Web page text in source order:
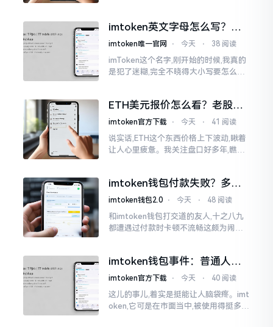
就得去寻觅电脑端的入口。
imtoken英文字母怎么写？正
确拼写看这里
imtoken唯一官网 ⋅ 今天 ⋅ 38 阅读
imToken这个名字,刚开始的时候,我真的
是犯了迷糊,完全不晓得大小写要怎么去
ETH美元报价怎么看？老股民
手把手教你盯盘
imtoken官方下载 ⋅ 今天 ⋅ 41 阅读
说实话,ETH这个东西价格上下波动,瞅着
让人心里疲惫。我关注盘口好多年,瞧见
判断。
imtoken钱包付款失败？多半
是这几个原因闹的
imtoken钱包2.0 ⋅ 今天 ⋅ 48 阅读
和imtoken钱包打交道的友人,十之八九
都遭遇过付款时卡顿不流畅这颇为闹心
急得连连跺脚。实际上讲
imtoken钱包事件：普通人该
咋办？
imtoken官方下载 ⋅ 今天 ⋅ 40 阅读
这儿的事儿,着实是挺能让人脑袋疼。imt
oken,它可是在市面当中,被使用得挺多的